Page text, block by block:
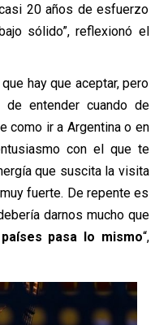
20 años de esfuerzo
sólido”, reflexionó el
hay que aceptar, pero
entender cuando de
como ir a Argentina o en
con el que te
que suscita la visita
fuerte. De repente es
darnos mucho que
pasa lo mismo“,